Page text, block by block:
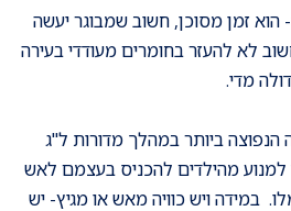
- הוא זמן מסוכן, חשוב שמבוגר יעשה
לא להעזר בחומרים מעודדי בעירה
מדי.
הנפוצה ביותר במהלך מדורות ל"ג
למנוע מהילדים להכניס בעצמם לאש
במידה ויש כוויה מאש או מגיץ- יש